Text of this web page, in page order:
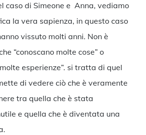
caso di Simeone e Anna, vediamo
la vera sapienza, in questo caso
vissuto molti anni. Non è
“conoscano molte cose” o
esperienze”. si tratta di quel
di vedere ciò che è veramente
tra quella che è stata
e quella che è diventata una